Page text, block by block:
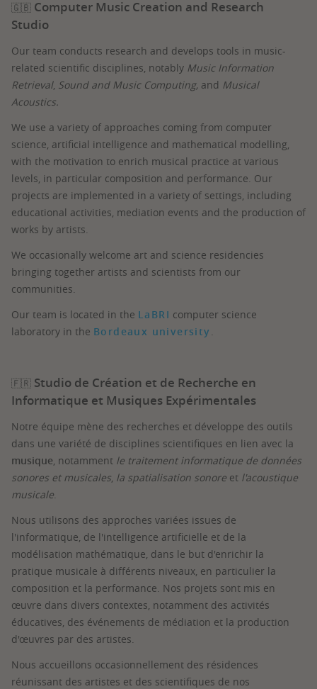
🇬🇧 Computer Music Creation and Research
Studio
Our team conducts research and develops tools in music-
related scientific disciplines, notably Music Information
Retrieval, Sound and Music Computing, and Musical
Acoustics.
We use a variety of approaches coming from computer
science, artificial intelligence and mathematical modelling,
with the motivation to enrich musical practice at various
levels, in particular composition and performance. Our
projects are implemented in a variety of settings, including
educational activities, mediation events and the production of
works by artists.
We occasionally welcome art and science residencies
bringing together artists and scientists from our
communities.
Our team is located in the LaBRI computer science
laboratory in the Bordeaux university .
🇫🇷 Studio de Création et de Recherche en
Informatique et Musiques Expérimentales
Notre équipe mène des recherches et développe des outils
dans une variété de disciplines scientifiques en lien avec la
musique, notamment le traitement informatique de données
sonores et musicales, la spatialisation sonore et l'acoustique
musicale.
Nous utilisons des approches variées issues de
l'informatique, de l'intelligence artificielle et de la
modélisation mathématique, dans le but d'enrichir la
pratique musicale à différents niveaux, en particulier la
composition et la performance. Nos projets sont mis en
œuvre dans divers contextes, notamment des activités
éducatives, des événements de médiation et la production
d'œuvres par des artistes.
Nous accueillons occasionnellement des résidences
réunissant des artistes et des scientifiques de nos